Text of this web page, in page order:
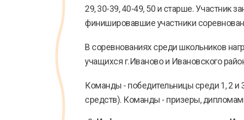
29, 30-39, 40-49, 50 и старше. Участник
финишировавшие участники
В соревнованиях среди школьников
учащихся г.Иваново и Ивановского
Команды - победительницы среди 1, 2
средств). Команды - призеры,